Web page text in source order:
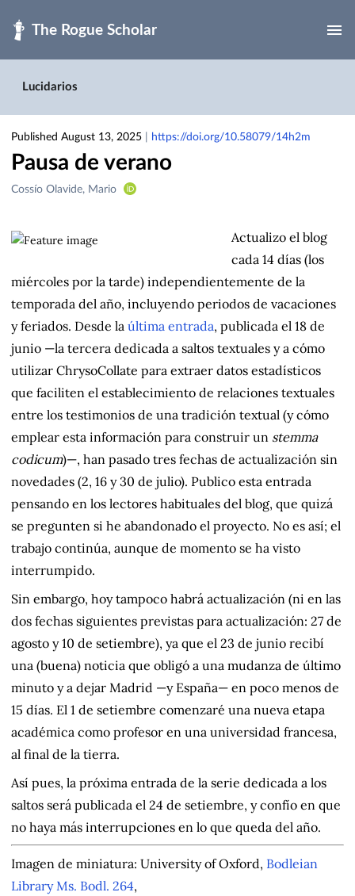
Lucidarios
Published August 13, 2025 https://doi.org/10.58079/14h2m
Pausa de verano
Creators
Cossío Olavide, Mario
Actualizo el blog
cada 14 días (los
miércoles por la tarde) independientemente de la
temporada del año, incluyendo periodos de vacaciones
y feriados. Desde la última entrada, publicada el 18 de
junio —la tercera dedicada a saltos textuales y a cómo
utilizar ChrysoCollate para extraer datos estadísticos
que faciliten el establecimiento de relaciones textuales
entre los testimonios de una tradición textual (y cómo
emplear esta información para construir un stemma
codicum)—, han pasado tres fechas de actualización sin
novedades (2, 16 y 30 de julio). Publico esta entrada
pensando en los lectores habituales del blog, que quizá
se pregunten si he abandonado el proyecto. No es así; el
trabajo continúa, aunque de momento se ha visto
interrumpido.
Sin embargo, hoy tampoco habrá actualización (ni en las
dos fechas siguientes previstas para actualización: 27 de
agosto y 10 de setiembre), ya que el 23 de junio recibí
una (buena) noticia que obligó a una mudanza de último
minuto y a dejar Madrid —y España— en poco menos de
15 días. El 1 de setiembre comenzaré una nueva etapa
académica como profesor en una universidad francesa,
al final de la tierra.
Así pues, la próxima entrada de la serie dedicada a los
saltos será publicada el 24 de setiembre, y confío en que
no haya más interrupciones en lo que queda del año.
Imagen de miniatura: University of Oxford, Bodleian
Library Ms. Bodl. 264,